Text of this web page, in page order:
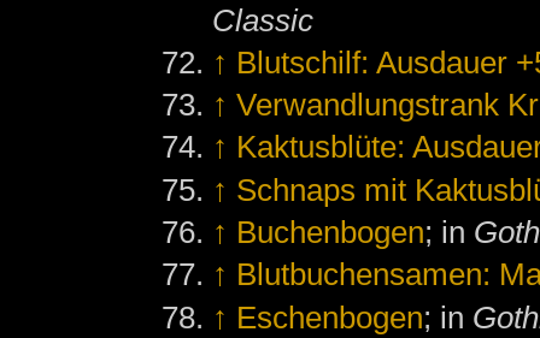
Classic
↑ Blutschilf: Ausdauer
↑ Verwandlungstrank
↑ Kaktusblüte:
↑ Schnaps mit
↑ Buchenbogen; in
↑ Blutbuchensamen:
↑ Eschenbogen; in